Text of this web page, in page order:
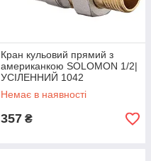
Кран кульовий прямий з
американкою SOLOMON 1/2|
УСІЛЕННИЙ 1042
Немає в наявності
357 ₴